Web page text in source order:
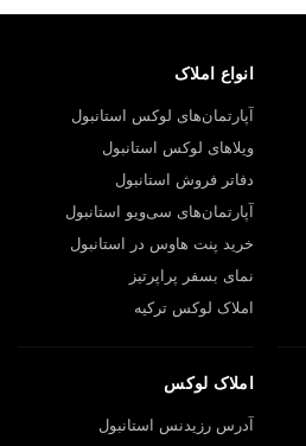
انواع املاک
آپارتمان‌های لوکس استانبول
ویلاهای لوکس استانبول
دفاتر فروش استانبول
آپارتمان‌های سی‌ویو استانبول
خرید پنت هاوس در استانبول
نمای بسفر پراپرتیز
املاک لوکس ترکیه
املاک لوکس
آدرس رزیدنس استانبول